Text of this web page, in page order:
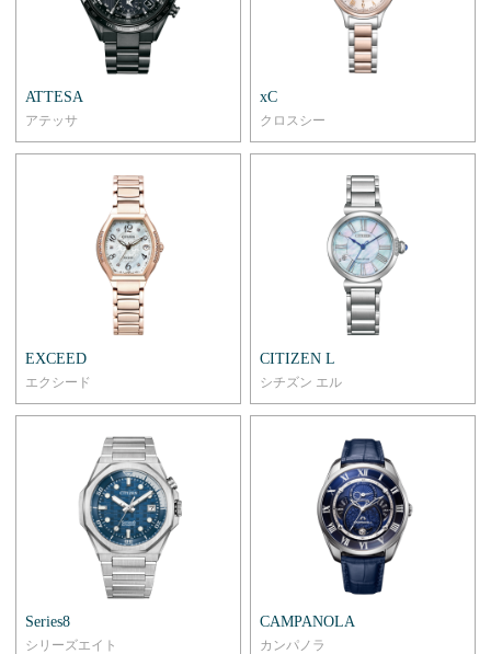
ATTESA
アテッサ
xC
クロスシー
EXCEED
エクシード
CITIZEN L
シチズン エル
Series8
シリーズエイト
CAMPANOLA
カンパノラ